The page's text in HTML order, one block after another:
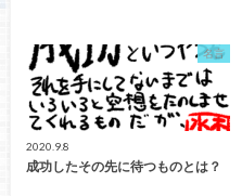
名言
2020.9.8
成功したその先に待つものとは？